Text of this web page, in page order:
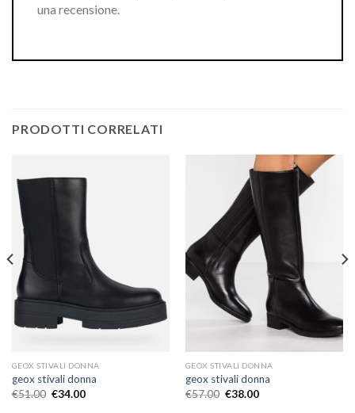
una recensione.
PRODOTTI CORRELATI
GEOX STIVALI DONNA
geox stivali donna
€51.00 €34.00
GEOX STIVALI DONNA
geox stivali donna
€57.00 €38.00